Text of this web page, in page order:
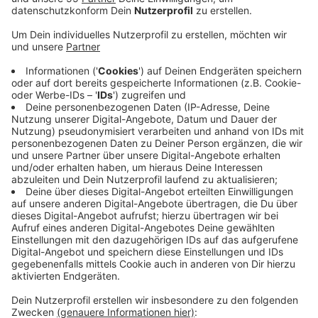
Nach den beiden 38 und 43 Jahre alten Männern solle
nun mit Hilfe von Fotos gesucht werden, so ein
Sprecher der Polizei Kleve. Die beiden als
gewaltbereit geltenden Patienten waren gestern
Abend mit dem weißen Ford Mondeo (Kennzeichen
KLE-S 2521) eines Pflegers geflohen. Die beiden
Männer seien inzwischen international zur Fahndung
ausgeschrieben. Auch die niederländischen Behörden
seien informiert worden, heißt es. Außerdem seien
bereits Hinweise aus der Bevölkerung eingegangen,
denen nachgegangen werde. Die Männer waren laut
Polizei wegen Raubdelikten verurteilt worden und
saßen seit Oktober sowie Dezember 2019 im